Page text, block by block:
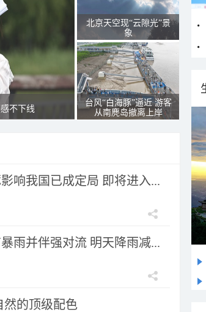
不下线
北京天空现“云隙光”景
象
台风“白海豚”逼近 游客
从南麂岛撤离上岸
响我国已成定局 即将进入...
雨并伴强对流 明天降雨减...
然的顶级配色